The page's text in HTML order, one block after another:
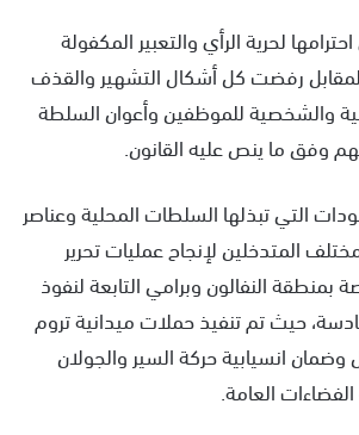
لحرية الرأي والتعبير المكفولة
رفضت كل أشكال التشهير والقذف
والشخصية للموظفين وأعوان السلطة
وفق ما ينص عليه القانون.
التي تبذلها السلطات المحلية وعناصر
المتدخلين لإنجاح عمليات تحرير
النفالون وبرامي التابعة لنفوذ
حيث تم تنفيذ حملات ميدانية تروم
انسيابية حركة السير والجولان
العامة.